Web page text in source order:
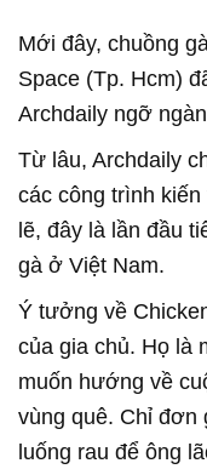
Mới đây, chuồng
Space (Tp. Hcm)
Archdaily ngỡ
Từ lâu, Archdaily
các công trình
lẽ, đây là lần đầu
gà ở Việt Nam.
Ý tưởng về
của gia chủ. Họ là
muốn hướng về
vùng quê. Chỉ đơn
luống rau để ông